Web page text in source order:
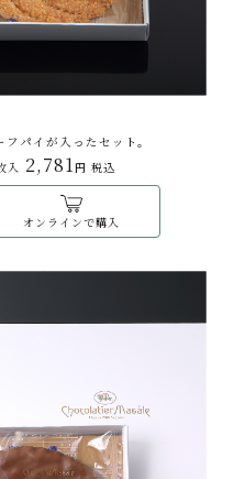
パイが入ったセット。
入 2,781 円 税込
オンラインで購入